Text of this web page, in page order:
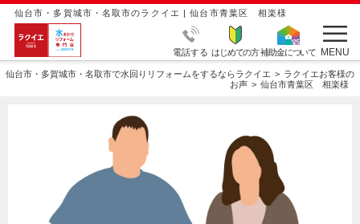
仙台市・多賀城市・名取市のラクイエ | 仙台市青葉区 相楽様
電話する はじめての方補助金について MENU
仙台市・多賀城市・名取市で水回りリフォームをするならラクイエ
ラクイエお客様の
お声
仙台市青葉区 相楽様